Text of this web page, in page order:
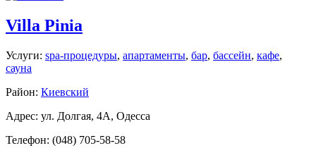
Villa Pinia
Услуги: spa-процедуры, апартаменты, бар, бассейн, кафе,
сауна
Район: Киевский
Адрес: ул. Долгая, 4А, Одесса
Телефон: (048) 705-58-58